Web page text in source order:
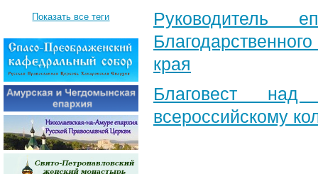
Руководитель
края
Благовест
всероссийскому
Показать все теги